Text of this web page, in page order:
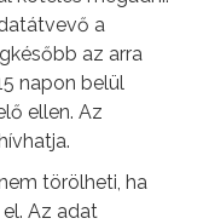
a
az arra
napon belül
ellen. Az
törölheti, ha
Az adat